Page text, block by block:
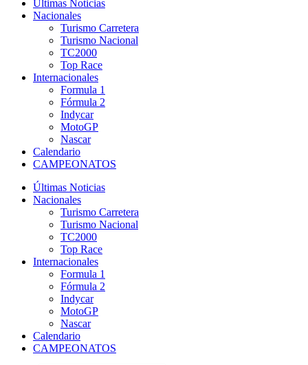
Últimas Noticias
Nacionales
Turismo Carretera
Turismo Nacional
TC2000
Top Race
Internacionales
Formula 1
Fórmula 2
Indycar
MotoGP
Nascar
Calendario
CAMPEONATOS
Últimas Noticias
Nacionales
Turismo Carretera
Turismo Nacional
TC2000
Top Race
Internacionales
Formula 1
Fórmula 2
Indycar
MotoGP
Nascar
Calendario
CAMPEONATOS